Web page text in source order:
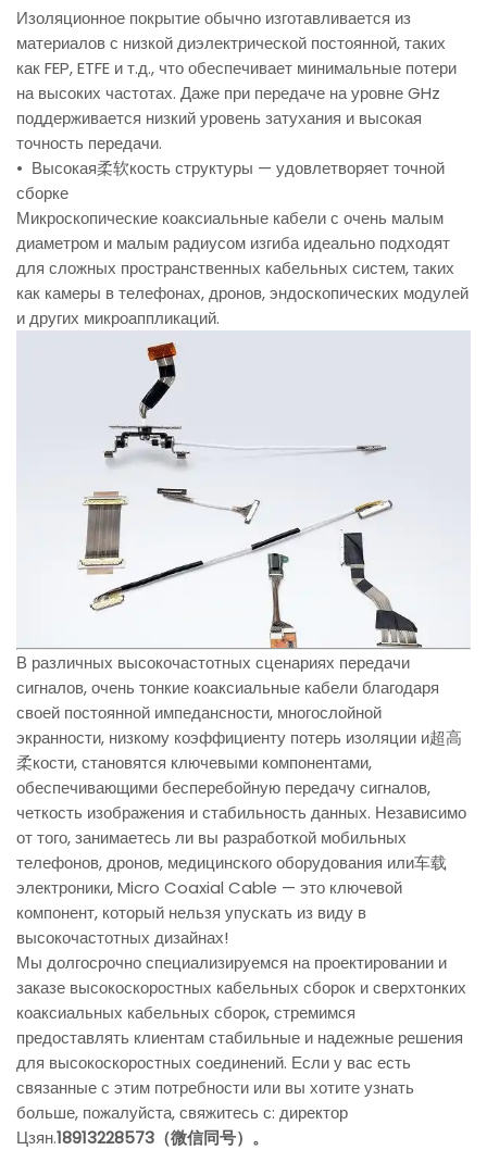
Изоляционное покрытие обычно изготавливается из
материалов с низкой диэлектрической постоянной, таких
как FEP, ETFE и т.д., что обеспечивает минимальные потери
на высоких частотах. Даже при передаче на уровне GHz
поддерживается низкий уровень затухания и высокая
точность передачи.
• Высокая柔软кость структуры — удовлетворяет точной
сборке
Микроскопические коаксиальные кабели с очень малым
диаметром и малым радиусом изгиба идеально подходят
для сложных пространственных кабельных систем, таких
как камеры в телефонах, дронов, эндоскопических модулей
и других микроаппликаций.
В различных высокочастотных сценариях передачи
сигналов, очень тонкие коаксиальные кабели благодаря
своей постоянной импедансности, многослойной
экранности, низкому коэффициенту потерь изоляции и超高
柔кости, становятся ключевыми компонентами,
обеспечивающими бесперебойную передачу сигналов,
четкость изображения и стабильность данных. Независимо
от того, занимаетесь ли вы разработкой мобильных
телефонов, дронов, медицинского оборудования или车载
электроники, Micro Coaxial Cable — это ключевой
компонент, который нельзя упускать из виду в
высокочастотных дизайнах!
Мы долгосрочно специализируемся на проектировании и
заказе высокоскоростных кабельных сборок и сверхтонких
коаксиальных кабельных сборок, стремимся
предоставлять клиентам стабильные и надежные решения
для высокоскоростных соединений. Если у вас есть
связанные с этим потребности или вы хотите узнать
больше, пожалуйста, свяжитесь с: директор
Цзян.18913228573（微信同号）。